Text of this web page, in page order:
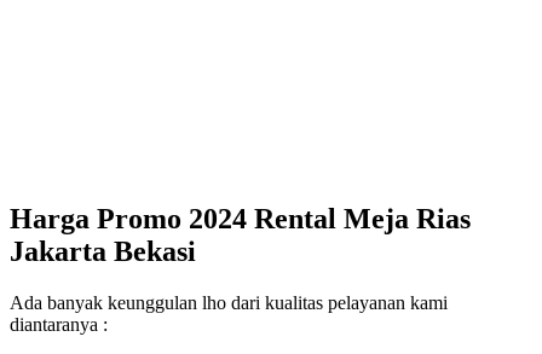
Harga Promo 2024 Rental Meja Rias
Jakarta Bekasi
Ada banyak keunggulan lho dari kualitas pelayanan kami
diantaranya :